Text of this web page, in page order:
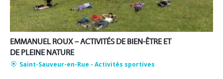
EMMANUEL ROUX – ACTIVITÉS DE BIEN-ÊTRE ET
DE PLEINE NATURE
Saint-Sauveur-en-Rue - Activités sportives